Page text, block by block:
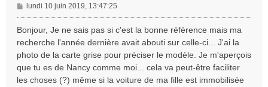
M
e
s
g
e
lundi 10 juin 2019, 13:47:25
Bonjour, Je ne sais pas si c'est la bonne référence mais ma
recherche l'année dernière avait abouti sur celle-ci... J'ai la
photo de la carte grise pour préciser le modèle. Je m'aperçois
que tu es de Nancy comme moi... cela va peut-être faciliter
les choses (?) même si la voiture de ma fille est immobilisée